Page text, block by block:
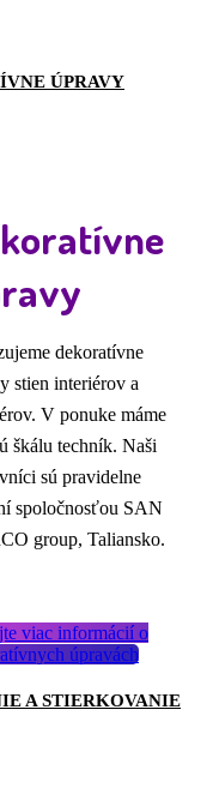
ÚPRAVY
dekoratívne
stien interiérov a
V ponuke máme
škálu techník. Naši
sú pravidelne
spoločnosťou SAN
group, Taliansko.
viac informácií o
úpravách
A STIERKOVANIE